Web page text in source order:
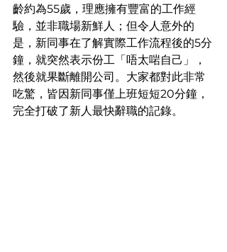
齡約為55歲，理應擁有豐富的工作經
驗，並非職場新鮮人；但令人意外的
是，新同事在了解實際工作流程後的5分
鐘，就突然表示份工「唔太啱自己」，
然後就果斷離開公司。大家都對此非常
吃驚，皆因新同事僅上班短短20分鐘，
完全打破了新人最快辭職的記錄。